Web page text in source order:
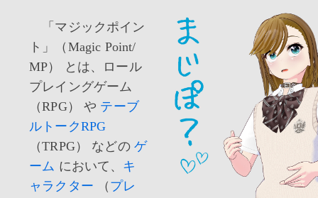
「マジックポイン
ト」（Magic Point/
MP） とは、ロール
プレイングゲーム
（RPG） や テーブ
ルトークRPG
（TRPG） などの ゲ
ーム において、 キ
ャラクター （ プレ